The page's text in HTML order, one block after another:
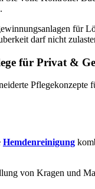
für
darf nicht
für Privat &
Pflegekonzepte
Hemdenreinigung
von Kragen und